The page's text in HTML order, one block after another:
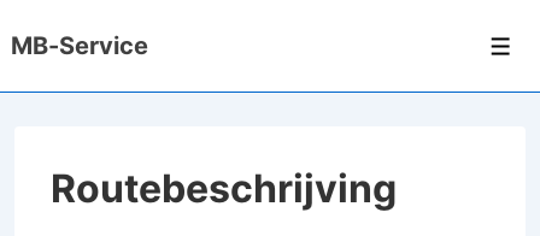
Doorgaan
MB-Service
Routebeschrijving